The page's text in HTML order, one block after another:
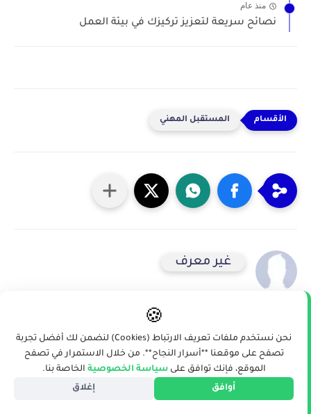
منذ عام
نصائح سريعة لتعزيز تركيزك في بيئة العمل
المستقبل المهني
غير معرف
مقالات قد تهمك
المستقبل المهني
🍪
نحن نستخدم ملفات تعريف الارتباط (Cookies) لنضمن لك أفضل تجربة
تصفح على موقعنا **أسرار النجاح**. من خلال الاستمرار في تصفح
الموقع، فإنك توافق علىسياسة الخصوصية الخاصة بنا.
أوافق
إغلاق